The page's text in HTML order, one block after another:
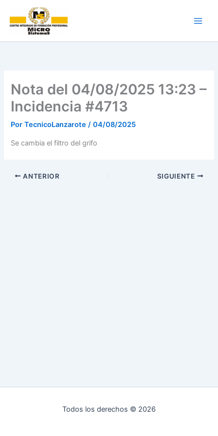
contenido
Nota del 04/08/2025 13:23 –
Incidencia #4713
PorTecnicoLanzarote/04/08/2025
Se cambia el filtro del grifo
ANTERIOR SIGUIENTE
Todos los derechos © 2026